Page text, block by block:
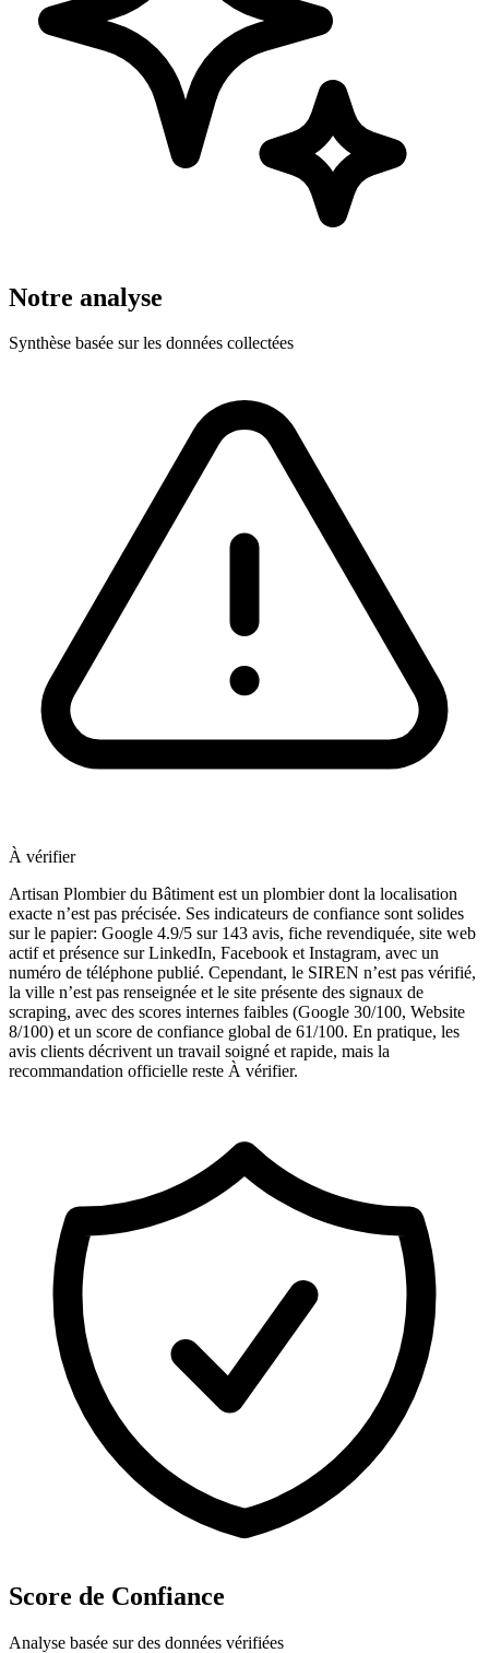
Notre analyse
Synthèse basée sur les données collectées
À vérifier
Artisan Plombier du Bâtiment est un plombier dont la localisation
exacte n’est pas précisée. Ses indicateurs de confiance sont solides
sur le papier: Google 4.9/5 sur 143 avis, fiche revendiquée, site web
actif et présence sur LinkedIn, Facebook et Instagram, avec un
numéro de téléphone publié. Cependant, le SIREN n’est pas vérifié,
la ville n’est pas renseignée et le site présente des signaux de
scraping, avec des scores internes faibles (Google 30/100, Website
8/100) et un score de confiance global de 61/100. En pratique, les
avis clients décrivent un travail soigné et rapide, mais la
recommandation officielle reste À vérifier.
Score de Confiance
Analyse basée sur des données vérifiées